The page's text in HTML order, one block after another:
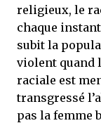
religieux, le
chaque
subit la
violent quand
raciale est
transgressé
pas la femme